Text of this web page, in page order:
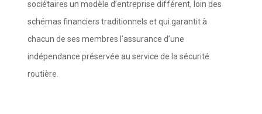
sociétaires un modèle d’entreprise différent, loin des
schémas financiers traditionnels et qui garantit à
chacun de ses membres l’assurance d’une
indépendance préservée au service de la sécurité
routière.